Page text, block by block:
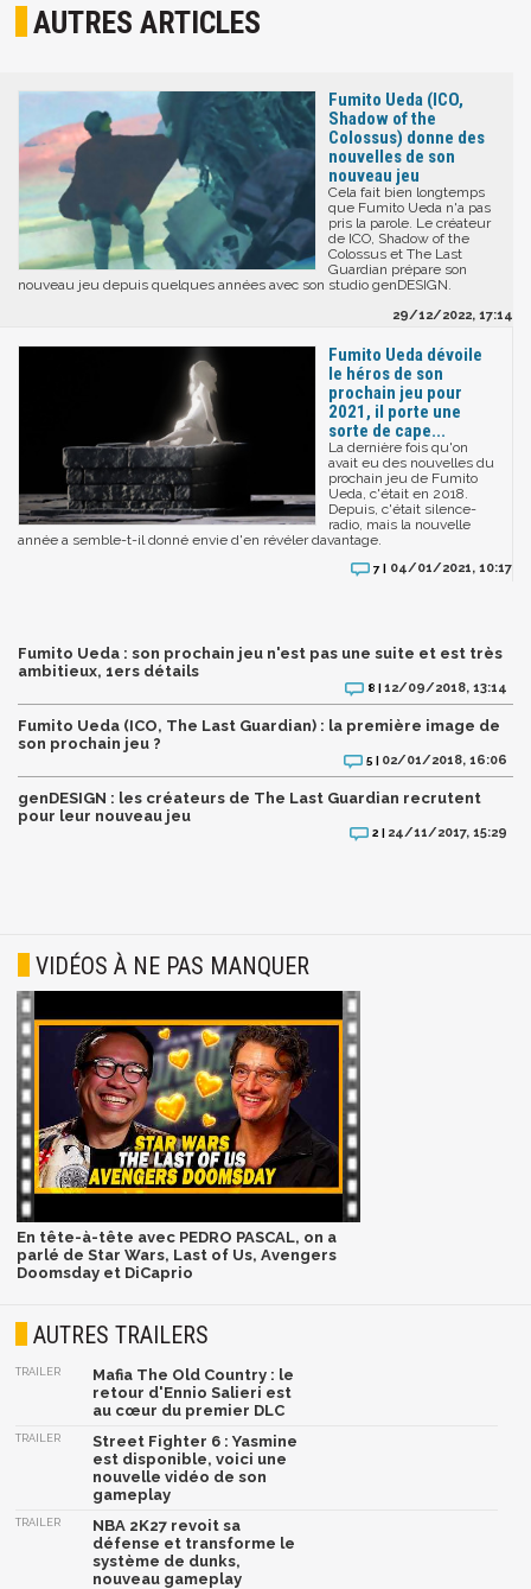
AUTRES ARTICLES
Fumito Ueda (ICO,
Shadow of the
Colossus) donne des
nouvelles de son
nouveau jeu
Cela fait bien longtemps
que Fumito Ueda n'a pas
pris la parole. Le créateur
de ICO, Shadow of the
Colossus et The Last
Guardian prépare son
nouveau jeu depuis quelques années avec son studio genDESIGN.
29/12/2022, 17:14
Fumito Ueda dévoile
le héros de son
prochain jeu pour
2021, il porte une
sorte de cape...
La dernière fois qu'on
avait eu des nouvelles du
prochain jeu de Fumito
Ueda, c'était en 2018.
Depuis, c'était silence-
radio, mais la nouvelle
année a semble-t-il donné envie d'en révéler davantage.
7 | 04/01/2021, 10:17
Fumito Ueda : son prochain jeu n'est pas une suite et est très
ambitieux, 1ers détails
8 | 12/09/2018, 13:14
Fumito Ueda (ICO, The Last Guardian) : la première image de
son prochain jeu ?
5 | 02/01/2018, 16:06
genDESIGN : les créateurs de The Last Guardian recrutent
pour leur nouveau jeu
2 | 24/11/2017, 15:29
VIDÉOS À NE PAS MANQUER
En tête-à-tête avec PEDRO PASCAL, on a
parlé de Star Wars, Last of Us, Avengers
Doomsday et DiCaprio
AUTRES TRAILERS
TRAILER
Mafia The Old Country : le
retour d'Ennio Salieri est
au cœur du premier DLC
TRAILER
Street Fighter 6 : Yasmine
est disponible, voici une
nouvelle vidéo de son
gameplay
TRAILER
NBA 2K27 revoit sa
défense et transforme le
système de dunks,
nouveau gameplay